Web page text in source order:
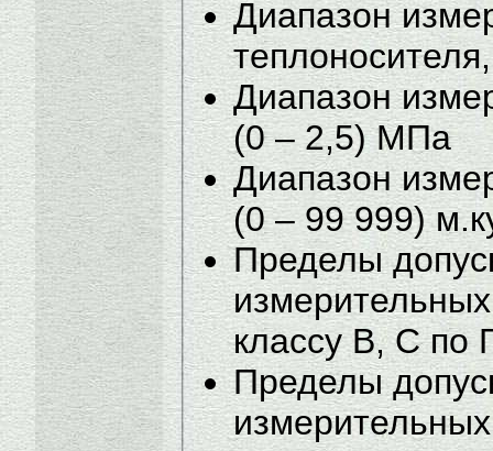
Диапазон
Диапазон
(0 – 2,5) МПа
Диапазон
(0 – 99 999)
Пределы
классу В, С по
Пределы